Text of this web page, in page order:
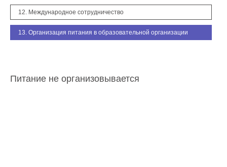
12. Международное сотрудничество
13. Организация питания в образовательной организации
Питание не организовывается